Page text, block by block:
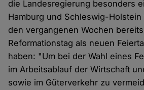
die Landesregierung besonders
Hamburg und Schleswig-
den vergangenen Wochen
Reformationstag als neuen
haben: "Um bei der Wahl eines
im Arbeitsablauf der Wirtschaft
sowie im Güterverkehr zu